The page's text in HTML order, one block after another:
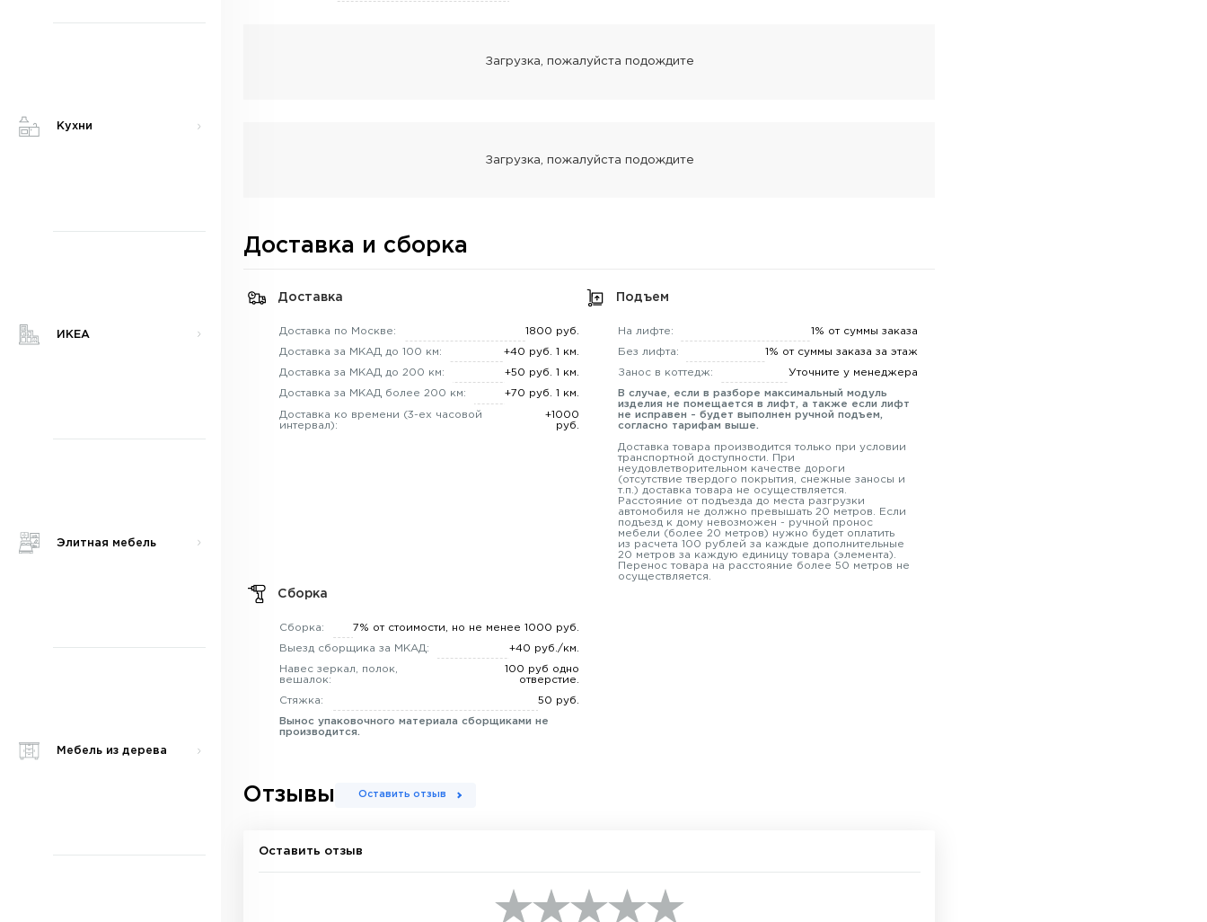
Кухни
ИКЕА
Элитная мебель
Мебель из дерева
Доставка и сборка
Доставка
Доставка по Москве: 1800 руб.
Доставка за МКАД до 100 км: +40 руб. 1 км.
Доставка за МКАД до 200 км: +50 руб. 1 км.
Доставка за МКАД более 200 км: +70 руб. 1 км.
Доставка ко времени (3-ех часовой
интервал):
+1000
руб.
Подъем
На лифте: 1% от суммы заказа
Без лифта: 1% от суммы заказа за этаж
Занос в коттедж: Уточните у менеджера
В случае, если в разборе максимальный модуль
изделия не помещается в лифт, а также если лифт
не исправен - будет выполнен ручной подъем,
согласно тарифам выше.
Доставка товара производится только при условии
транспортной доступности. При
неудовлетворительном качестве дороги
(отсутствие твердого покрытия, снежные заносы и
т.п.) доставка товара не осуществляется.
Расстояние от подъезда до места разгрузки
автомобиля не должно превышать 20 метров. Если
подъезд к дому невозможен - ручной пронос
мебели (более 20 метров) нужно будет оплатить
из расчета 100 рублей за каждые дополнительные
20 метров за каждую единицу товара (элемента).
Перенос товара на расстояние более 50 метров не
осуществляется.
Сборка
Сборка: 7% от стоимости, но не менее 1000 руб.
Выезд сборщика за МКАД: +40 руб./км.
Навес зеркал, полок,
вешалок:
100 руб одно
отверстие.
Стяжка: 50 руб.
Вынос упаковочного материала сборщиками не
производится.
Отзывы Оставить отзыв
Оставить отзыв